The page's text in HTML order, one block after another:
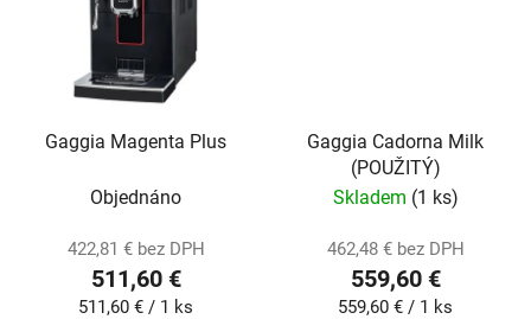
Gaggia Magenta Plus
Objednáno
422,81 € bez DPH
511,60 €
Jednotková
511,60 € / 1 ks
Gaggia Cadorna Milk
(POUŽITÝ)
Skladem (1 ks)
462,48 € bez DPH
559,60 €
Jednotková
559,60 € / 1 ks